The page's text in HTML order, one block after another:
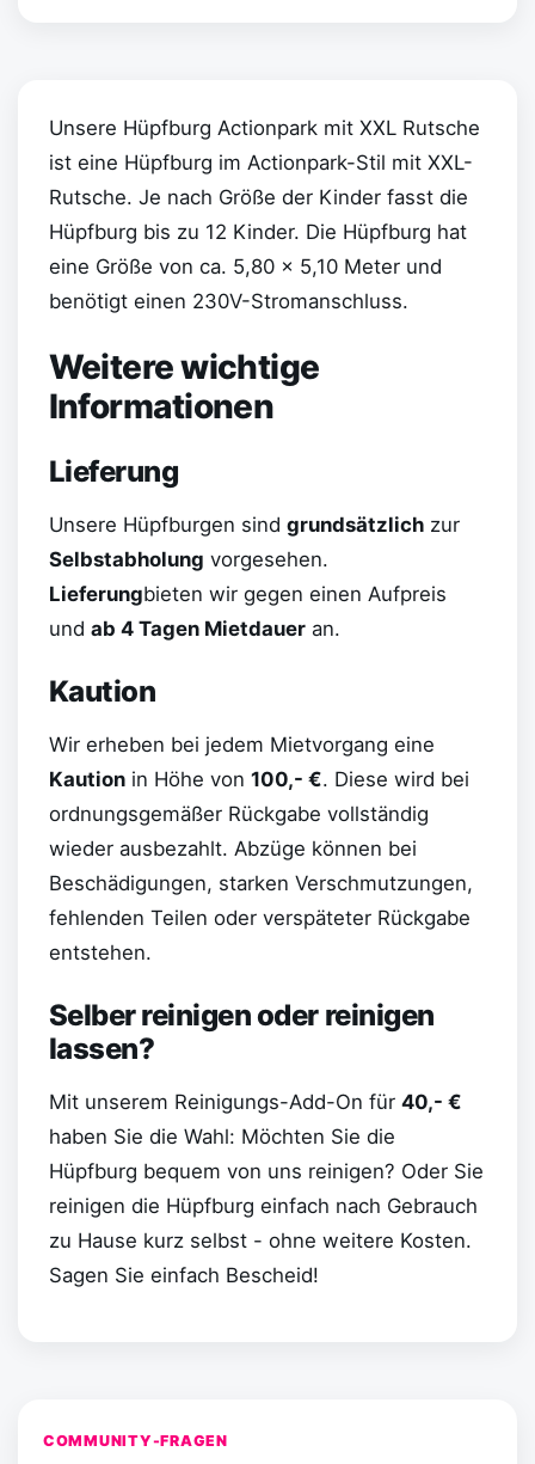
Unsere Hüpfburg Actionpark mit XXL Rutsche
ist eine Hüpfburg im Actionpark-Stil mit XXL-
Rutsche. Je nach Größe der Kinder fasst die
Hüpfburg bis zu 12 Kinder. Die Hüpfburg hat
eine Größe von ca. 5,80 x 5,10 Meter und
benötigt einen 230V-Stromanschluss.
Weitere wichtige
Informationen
Lieferung
Unsere Hüpfburgen sind grundsätzlichzur
Selbstabholung vorgesehen.
Lieferungbieten wir gegen einen Aufpreis
und ab 4 Tagen Mietdaueran.
Kaution
Wir erheben bei jedem Mietvorgang eine
Kautionin Höhe von 100,- €. Diese wird bei
ordnungsgemäßer Rückgabe vollständig
wieder ausbezahlt. Abzüge können bei
Beschädigungen, starken Verschmutzungen,
fehlenden Teilen oder verspäteter Rückgabe
entstehen.
Selber reinigen oder reinigen
lassen?
Mit unserem Reinigungs-Add-On für 40,- €
haben Sie die Wahl: Möchten Sie die
Hüpfburg bequem von uns reinigen? Oder Sie
reinigen die Hüpfburg einfach nach Gebrauch
zu Hause kurz selbst - ohne weitere Kosten.
Sagen Sie einfach Bescheid!
COMMUNITY-FRAGEN